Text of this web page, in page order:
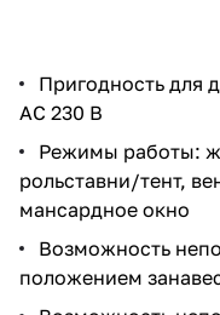
Пригодность для
AC 230 В
Режимы работы:
рольставни/тент,
мансардное окно
Возможность
положением